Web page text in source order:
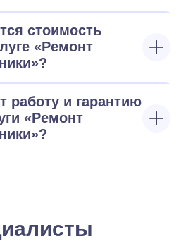
стоимость
«Ремонт
работу и гарантию
«Ремонт